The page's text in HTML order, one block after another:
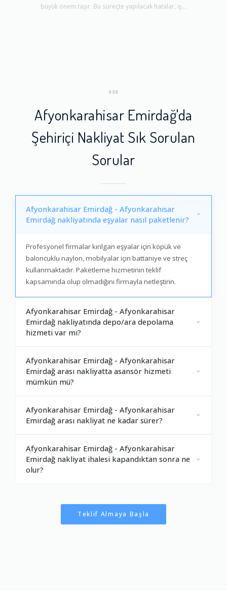
büyük önem taşır. Bu süreçte yapılacak hatalar, iş...
SSS
Afyonkarahisar Emirdağ'da
Şehiriçi Nakliyat Sık Sorulan
Sorular
Afyonkarahisar Emirdağ - Afyonkarahisar
Emirdağ nakliyatında eşyalar nasıl paketlenir?
Profesyonel firmalar kırılgan eşyalar için köpük ve
baloncuklu naylon, mobilyalar için battaniye ve streç
kullanmaktadır. Paketleme hizmetinin teklif
kapsamında olup olmadığını firmayla netleştirin.
Afyonkarahisar Emirdağ - Afyonkarahisar
Emirdağ nakliyatında depo/ara depolama
hizmeti var mı?
Afyonkarahisar Emirdağ - Afyonkarahisar
Emirdağ arası nakliyatta asansör hizmeti
mümkün mü?
Afyonkarahisar Emirdağ - Afyonkarahisar
Emirdağ arası nakliyat ne kadar sürer?
Afyonkarahisar Emirdağ - Afyonkarahisar
Emirdağ nakliyat ihalesi kapandıktan sonra ne
olur?
Teklif Almaya Başla